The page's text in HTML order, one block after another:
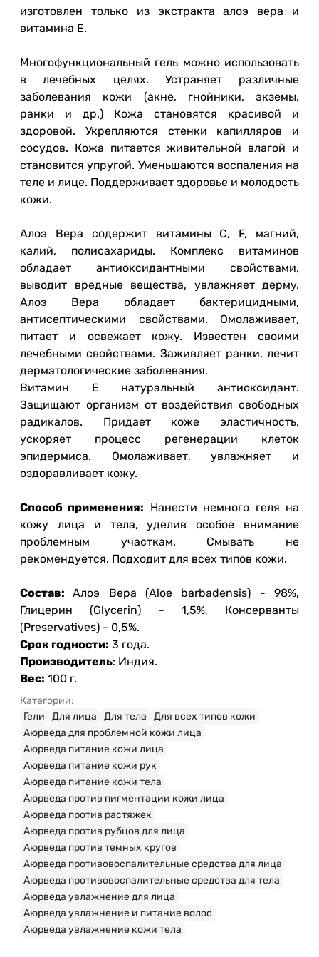
изготовлен только из экстракта алоэ вера и
витамина Е.
Многофункциональный гель можно использовать
в лечебных целях. Устраняет различные
заболевания кожи (акне, гнойники, экземы,
ранки и др.) Кожа становятся красивой и
здоровой. Укрепляются стенки капилляров и
сосудов. Кожа питается живительной влагой и
становится упругой. Уменьшаются воспаления на
теле и лице. Поддерживает здоровье и молодость
кожи.
Алоэ Вера содержит витамины С, F, магний,
калий, полисахариды. Комплекс витаминов
обладает антиоксидантными свойствами,
выводит вредные вещества, увлажняет дерму.
Алоэ Вера обладает бактерицидными,
антисептическими свойствами. Омолаживает,
питает и освежает кожу. Известен своими
лечебными свойствами. Заживляет ранки, лечит
дерматологические заболевания.
Витамин Е натуральный антиоксидант.
Защищают организм от воздействия свободных
радикалов. Придает коже эластичность,
ускоряет процесс регенерации клеток
эпидермиса. Омолаживает, увлажняет и
оздоравливает кожу.
Способ применения: Нанести немного геля на
кожу лица и тела, уделив особое внимание
проблемным участкам. Смывать не
рекомендуется. Подходит для всех типов кожи.
Состав:Алоэ Вера (Aloe barbadensis) - 98%,
Глицерин (Glycerin) - 1,5%, Консерванты
(Preservatives) - 0,5%.
Срок годности: 3 года.
Производитель: Индия.
Вес: 100 г.
Категории:
Гели
Для лица Для тела
Для всех типов кожи
Аюрведа для проблемной кожи лица
Аюрведа питание кожи лица
Аюрведа питание кожи рук
Аюрведа питание кожи тела
Аюрведа против пигментации кожи лица
Аюрведа против растяжек
Аюрведа против рубцов для лица
Аюрведа против темных кругов
Аюрведа противовоспалительные средства для лица
Аюрведа противовоспалительные средства для тела
Аюрведа увлажнение для лица
Аюрведа увлажнение и питание волос
Аюрведа увлажнение кожи тела